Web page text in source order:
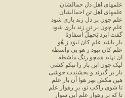
علمهای اهل دل حمالشان
علمهای اهل تن احمالشان
علم چون بر دل زند یاری شود
علم چون بر تن زند باری شود
گفت ایزد یَحمِلُ اسفارَهُ
بار باشد علم کان نَبوَد ز هُو
علم کان نبود ز هو بی واسطه
آن نپاید همچو رنگ ماشطه
لیک چون این بار را نیکو کشی
بار بر گیرند و بخشندت خوشی
هین مکش بهر هوا آن بار علم
تا شوی راکب تو، بر رهوار علم
تا که بر رهوار علم آیی سوار